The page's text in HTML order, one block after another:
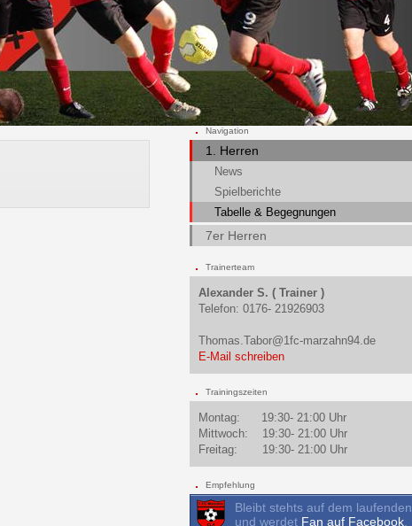
Navigation
1. Herren
News
Spielberichte
Tabelle & Begegnungen
7er Herren
Trainerteam
Alexander S. ( Trainer )
Telefon: 0176- 21926903
Thomas.Tabor@1fc-marzahn94.de
E-Mail schreiben
Trainingszeiten
Montag: 19:30- 21:00 Uhr
Mittwoch: 19:30- 21:00 Uhr
Freitag: 19:30- 21:00 Uhr
Empfehlung
Bleibt stehts auf dem laufenden
und werdet Fan auf Facebook